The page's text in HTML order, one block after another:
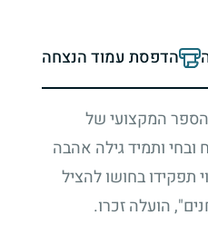
הדפסת עמוד הנצחה
הספר המקצועי של
ובחי ותמיד גילה אהבה
תפקידו בחושו להציל
הועלה זכרו.